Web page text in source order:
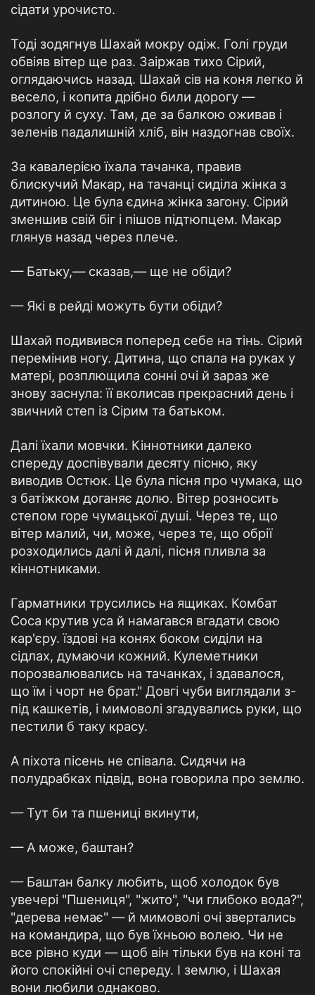
сідати урочисто.
Тоді зодягнув Шахай мокру одіж. Голі груди
обвіяв вітер ще раз. Заіржав тихо Сірий,
оглядаючись назад. Шахай сів на коня легко й
весело, і копита дрібно били дорогу —
розлогу й суху. Там, де за балкою оживав і
зеленів падалишній хліб, він наздогнав своїх.
За кавалерією їхала тачанка, правив
блискучий Макар, на тачанці сиділа жінка з
дитиною. Це була єдина жінка загону. Сірий
зменшив свій біг і пішов підтюпцем. Макар
глянув назад через плече.
— Батьку,— сказав,— ще не обіди?
— Які в рейді можуть бути обіди?
Шахай подивився поперед себе на тінь. Сірий
перемінив ногу. Дитина, що спала на руках у
матері, розплющила сонні очі й зараз же
знову заснула: її вколисав прекрасний день і
звичний степ із Сірим та батьком.
Далі їхали мовчки. Кіннотники далеко
спереду доспівували десяту пісню, яку
виводив Остюк. Це була пісня про чумака, що
з батіжком доганяє долю. Вітер розносить
степом горе чумацької душі. Через те, що
вітер малий, чи, може, через те, що обрії
розходились далі й далі, пісня пливла за
кіннотниками.
Гарматники трусились на ящиках. Комбат
Coca крутив уса й намагався вгадати свою
кар'єру. їздові на конях боком сиділи на
сідлах, думаючи кожний. Кулеметники
порозвалювались на тачанках, і здавалося,
що їм і чорт не брат." Довгі чуби виглядали з-
під кашкетів, і мимоволі згадувались руки, що
пестили б таку красу.
А піхота пісень не співала. Сидячи на
полудрабках підвід, вона говорила про землю.
— Тут би та пшениці вкинути,
— А може, баштан?
— Баштан балку любить, щоб холодок був
увечері "Пшениця", "жито", "чи глибоко вода?",
"дерева немає" — й мимоволі очі звертались
на командира, що був їхньою волею. Чи не
все рівно куди — щоб він тільки був на коні та
його спокійні очі спереду. І землю, і Шахая
вони любили однаково.